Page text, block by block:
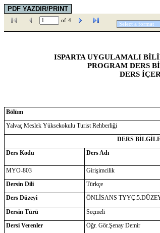
of 4
ISPARTA UYGULAMALI
PROGRAM DERS
DERS
Bölüm
Yalvaç Meslek Yüksekokulu Turist Rehberliği
DERS
Ders Kodu
Ders Adı
MYO-803 Girişimcilik
Dersin Dili
Türkçe
Ders Düzeyi
ÖNLİSANS
Dersin Türü
Seçmeli
Dersi Verenler
Öğr. Gör.Şenay Demir